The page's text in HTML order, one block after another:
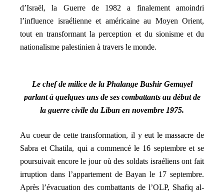
d’Israël, la Guerre de 1982 a finalement amoindri
l’influence israélienne et américaine au Moyen Orient,
tout en transformant la perception et du sionisme et du
nationalisme palestinien à travers le monde.
Le chef de milice de la Phalange Bashir Gemayel
parlant à quelques uns de ses combattants au début de
la guerre civile du Liban en novembre 1975.
Au coeur de cette transformation, il y eut le massacre de
Sabra et Chatila, qui a commencé le 16 septembre et se
poursuivait encore le jour où des soldats israéliens ont fait
irruption dans l’appartement de Bayan le 17 septembre.
Après l’évacuation des combattants de l’OLP, Shafiq al-